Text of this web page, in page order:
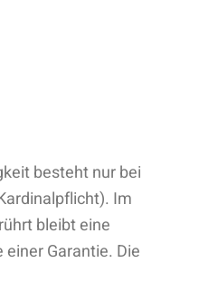
besteht nur bei
Im
bleibt eine
Garantie. Die